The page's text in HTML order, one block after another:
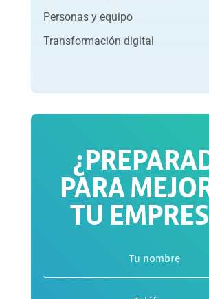
Personas y equipo
Transformación digital
PARA
TU